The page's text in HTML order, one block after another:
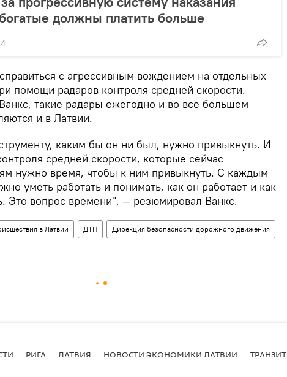
должны платить больше
с агрессивным вождением на отдельных
помощи радаров контроля средней скорости.
такие радары ежегодно и во все большем
и в Латвии.
каким бы он ни был, нужно привыкнуть. И
средней скорости, которые сейчас
нужно время, чтобы к ним привыкнуть. С каждым
уметь работать и понимать, как он работает и как
Это вопрос времени", — резюмировал Ванкс.
в Латвии ДТП Дирекция безопасности дорожного движения
РИГА ЛАТВИЯ НОВОСТИ ЭКОНОМИКИ ЛАТВИИ ТРАНЗИТ